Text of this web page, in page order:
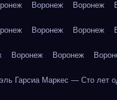
Воронеж Воронеж
Воронеж Воронеж
Воронеж Воронеж
Гарсиа Маркес — Сто лет